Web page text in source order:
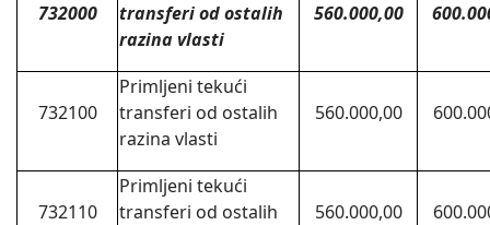
732000
transferi od ostalih
razina vlasti
560.000,00
732100
Primljeni tekući
transferi od ostalih
razina vlasti
560.000,00
732110
Primljeni tekući
transferi od ostalih
560.000,00